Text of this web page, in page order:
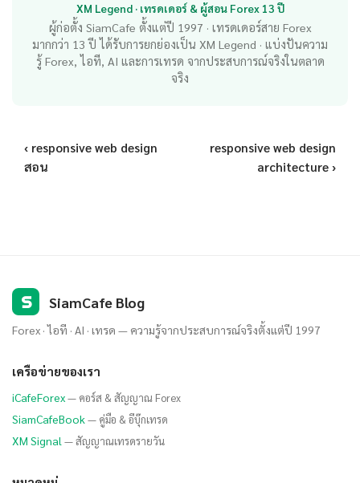
XM Legend · เทรดเดอร์ & ผู้สอน Forex 13 ปี
ผู้ก่อตั้ง SiamCafe ตั้งแต่ปี 1997 · เทรดเดอร์สาย Forex
มากกว่า 13 ปี ได้รับการยกย่องเป็น XM Legend · แบ่งปันความ
รู้ Forex, ไอที, AI และการเทรด จากประสบการณ์จริงในตลาด
จริง
‹ responsive web design
สอน
responsive web design
architecture ›
S SiamCafe Blog
Forex · ไอที · AI · เทรด — ความรู้จากประสบการณ์จริงตั้งแต่ปี 1997
เครือข่ายของเรา
iCafeForex— คอร์ส & สัญญาณ Forex
SiamCafeBook— คู่มือ & อีบุ๊กเทรด
XM Signal — สัญญาณเทรดรายวัน